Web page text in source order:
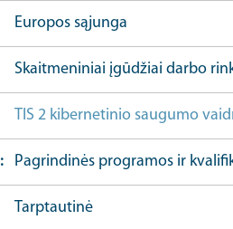
Europos sąjunga
Skaitmeniniai įgūdžiai darbo
TIS 2 kibernetinio saugumo
Pagrindinės programos ir
Tarptautinė